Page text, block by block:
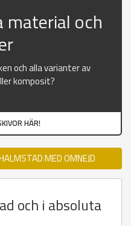
material och
och alla varianter av
komposit?
HÄR!
MED OMNEJD
och i absoluta